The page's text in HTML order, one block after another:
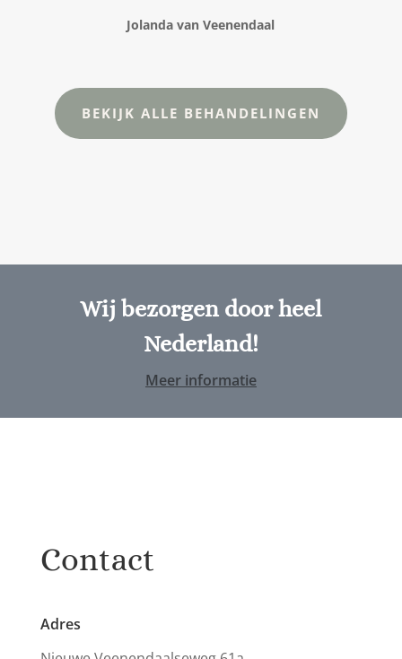
Jolanda van Veenendaal
BEKIJK ALLE BEHANDELINGEN
Wij bezorgen door heel
Nederland!
Meer informatie
Contact
Adres